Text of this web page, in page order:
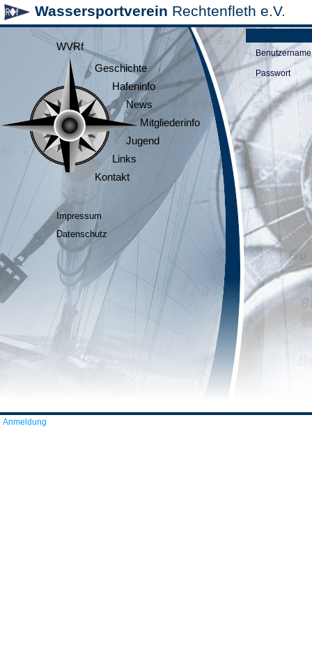
Wassersportverein Rechtenfleth e.V.
WVRf
Geschichte
Hafeninfo
News
Mitgliederinfo
Jugend
Links
Kontakt
Impressum
Datenschutz
Benutzername
Passwort
Anmeldung